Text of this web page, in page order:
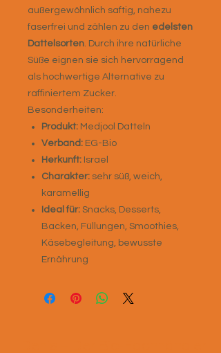
außergewöhnlich saftig, nahezu
faserfrei und zählen zu den edelsten
Dattelsorten. Durch ihre natürliche
Süße eignen sie sich hervorragend
als hochwertige Alternative zu
raffiniertem Zucker.
Besonderheiten:
Produkt: Medjool Datteln
Verband: EG-Bio
Herkunft: Israel
Charakter: sehr süß, weich,
karamellig
Ideal für: Snacks, Desserts,
Backen, Füllungen, Smoothies,
Käsebegleitung, bewusste
Ernährung